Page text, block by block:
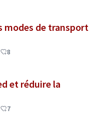
modes de transport
8
et réduire la
7